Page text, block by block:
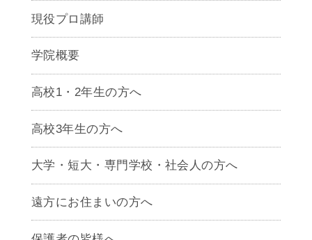
現役プロ講師
学院概要
高校1・2年生の方へ
高校3年生の方へ
大学・短大・専門学校・社会人の方へ
遠方にお住まいの方へ